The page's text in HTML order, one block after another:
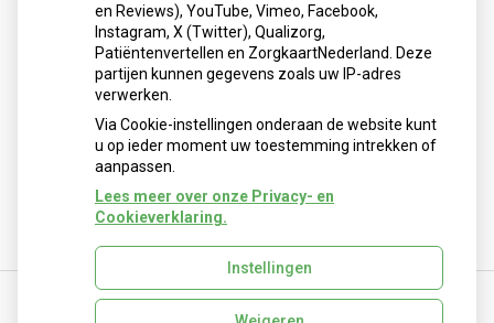
Patiëntenomgeving
en Reviews), YouTube, Vimeo, Facebook,
Instagram, X (Twitter), Qualizorg,
Patiëntenvertellen en ZorgkaartNederland. Deze
partijen kunnen gegevens zoals uw IP-adres
verwerken.
Via Cookie-instellingen onderaan de website kunt
u op ieder moment uw toestemming intrekken of
aanpassen.
Lees meer over onze Privacy- en
Cookieverklaring.
Instellingen